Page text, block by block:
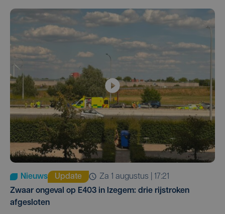
Nieuws Update
za 1 augustus | 17:21
Zwaar ongeval op E403 in Izegem: drie rijstroken
afgesloten